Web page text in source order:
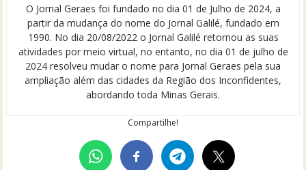
O Jornal Geraes foi fundado no dia 01 de Julho de 2024, a
partir da mudança do nome do Jornal Galilé, fundado em
1990. No dia 20/08/2022 o Jornal Galilé retornou as suas
atividades por meio virtual, no entanto, no dia 01 de julho de
2024 resolveu mudar o nome para Jornal Geraes pela sua
ampliação além das cidades da Região dos Inconfidentes,
abordando toda Minas Gerais.
Compartilhe!